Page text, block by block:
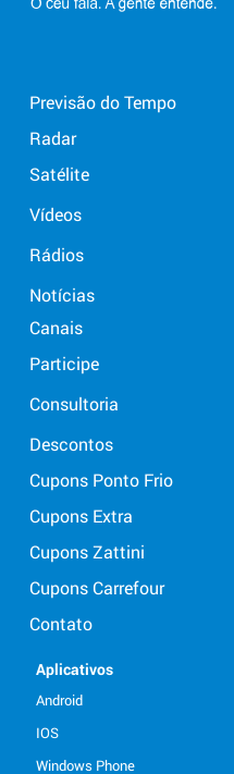
Previsão do Tempo
Radar
Satélite
Vídeos
Rádios
Notícias
Canais
Participe
Consultoria
Descontos
Cupons Ponto Frio
Cupons Extra
Cupons Zattini
Cupons Carrefour
Contato
Aplicativos
Android
IOS
Windows Phone